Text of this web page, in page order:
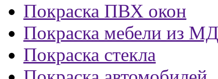
Покраска ПВХ окон
Покраска мебели из
Покраска стекла